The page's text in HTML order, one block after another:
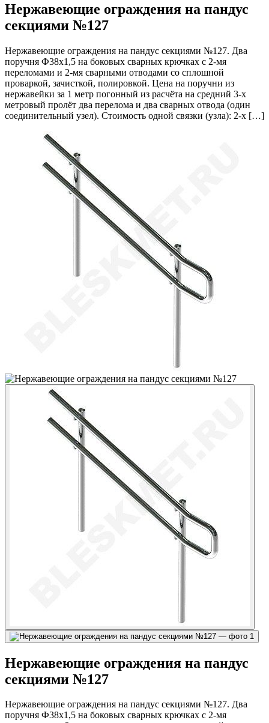
Нержавеющие ограждения на пандус
секциями №127
Нержавеющие ограждения на пандус секциями №127. Два
поручня Ф38х1,5 на боковых сварных крючках с 2-мя
переломами и 2-мя сварными отводами со сплошной
проваркой, зачисткой, полировкой. Цена на поручни из
нержавейки за 1 метр погонный из расчёта на средний 3-х
метровый пролёт два перелома и два сварных отвода (один
соединительный узел). Стоимость одной связки (узла): 2-х […]
Нержавеющие ограждения на пандус
секциями №127
Нержавеющие ограждения на пандус секциями №127. Два
поручня Ф38х1,5 на боковых сварных крючках с 2-мя